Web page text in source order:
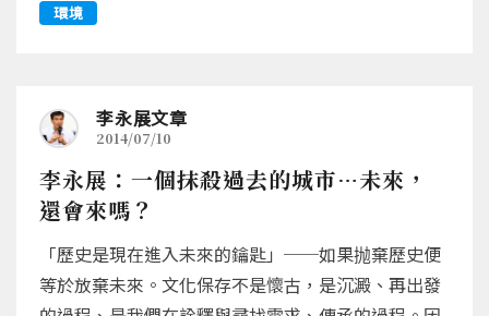
環境
李永展文章
2014/07/10
李永展：一個抹殺過去的城市…未來，
還會來嗎？
「歷史是現在進入未來的鑰匙」──如果抛棄歷史便
等於放棄未來。文化保存不是懷古，是沉澱、再出發